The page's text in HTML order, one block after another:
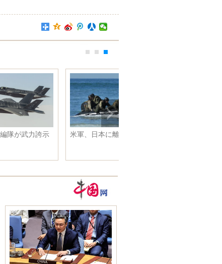
元宵節に月見